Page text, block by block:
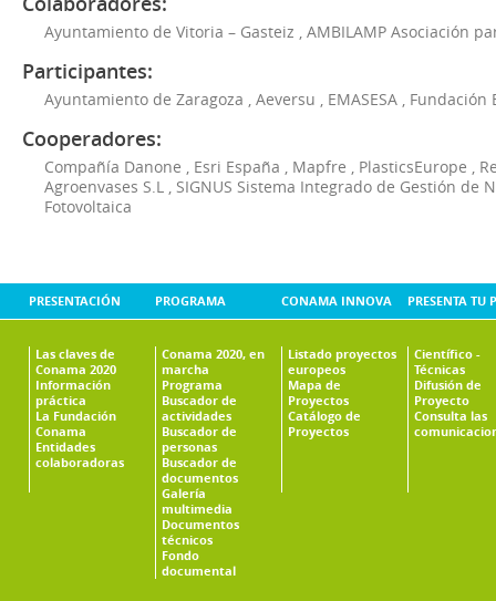
Ayuntamiento de Vitoria – Gasteiz AMBILAMP Asociación
Participantes:
Ayuntamiento de Zaragoza Aeversu EMASESA Fundación
Cooperadores:
Compañía Danone Esri España Mapfre PlasticsEurope
Agroenvases S.L
SIGNUS Sistema Integrado de Gestión de
Fotovoltaica
PRESENTACIÓN
Las claves de
Conama 2020
Información
práctica
La Fundación
Conama
Entidades
colaboradoras
PROGRAMA
Conama 2020, en
marcha
Programa
Buscador de
actividades
Buscador de
personas
Buscador de
documentos
Galería
multimedia
Documentos
técnicos
Fondo
documental
CONAMA INNOVA
Listado proyectos
europeos
Mapa de
Proyectos
Catálogo de
Proyectos
PRESENTA TU
Científico -
Técnicas
Difusión de
Proyecto
Consulta las